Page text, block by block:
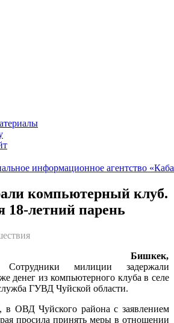
компьютерный клуб.
18-летний парень
Бишкек,
милиции задержали
денег из компьютерного клуба в селе
ГУВД Чуйской области.
ОВД Чуйского района с заявлением
просила принять меры в отношении